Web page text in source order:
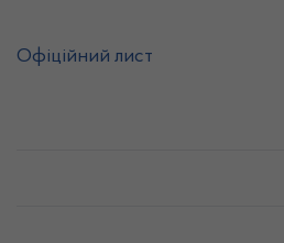
Офіційний лист